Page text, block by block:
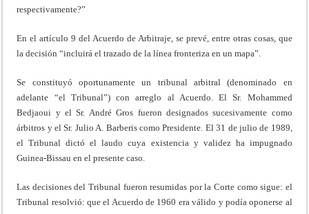
respectivamente?”
En el artículo 9 del Acuerdo de Arbitraje, se prevé, entre otras cosas, que
la decisión “incluirá el trazado de la línea fronteriza en un mapa”.
Se constituyó oportunamente un tribunal arbitral (denominado en
adelante “el Tribunal”) con arreglo al Acuerdo. El Sr. Mohammed
Bedjaoui y el Sr. André Gros fueron designados sucesivamente como
árbitros y el Sr. Julio A. Barberis como Presidente. El 31 de julio de 1989,
el Tribunal dictó el laudo cuya existencia y validez ha impugnado
Guinea-Bissau en el presente caso.
Las decisiones del Tribunal fueron resumidas por la Corte como sigue: el
Tribunal resolvió: que el Acuerdo de 1960 era válido y podía oponerse al